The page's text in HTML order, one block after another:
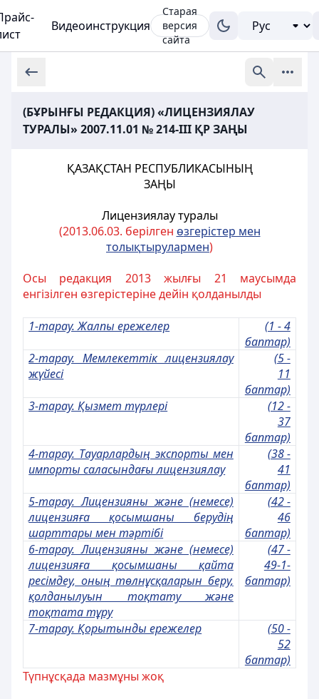
Видеоинструкция
Старая
версия
сайта
(БҰРЫНҒЫ РЕДАКЦИЯ) «ЛИЦЕНЗИЯЛАУ
ТУРАЛЫ» 2007.11.01 № 214-III ҚР ЗАҢЫ
ҚАЗАҚСТАН РЕСПУБЛИКАСЫНЫҢ
ЗАҢЫ
Лицензиялау туралы
(2013.06.03. берілген өзгерістер мен
толықтырулармен)
Осы редакция 2013 жылғы 21 маусымда
енгізілген өзгерістеріне дейін қолданылды
1-тарау. Жалпы ережелер
(1 - 4
баптар)
2-тарау. Мемлекеттік лицензиялау
жүйесі
(5 -
11
баптар)
3-тарау. Қызмет түрлері
(12 -
37
баптар)
4-тарау. Тауарлардың экспорты мен
импорты саласындағы лицензиялау
(38 -
41
баптар)
5-тарау. Лицензияны және (немесе)
лицензияға қосымшаны берудің
шарттары мен тәртібі
(42 -
46
баптар)
6-тарау. Лицензияны және (немесе)
лицензияға қосымшаны қайта
ресімдеу, оның төлнұсқаларын беру,
қолданылуын тоқтату және
тоқтата тұру
(47 -
49-1-
баптар)
7-тарау. Қорытынды ережелер
(50 -
52
баптар)
Түпнұсқада мазмұны жоқ